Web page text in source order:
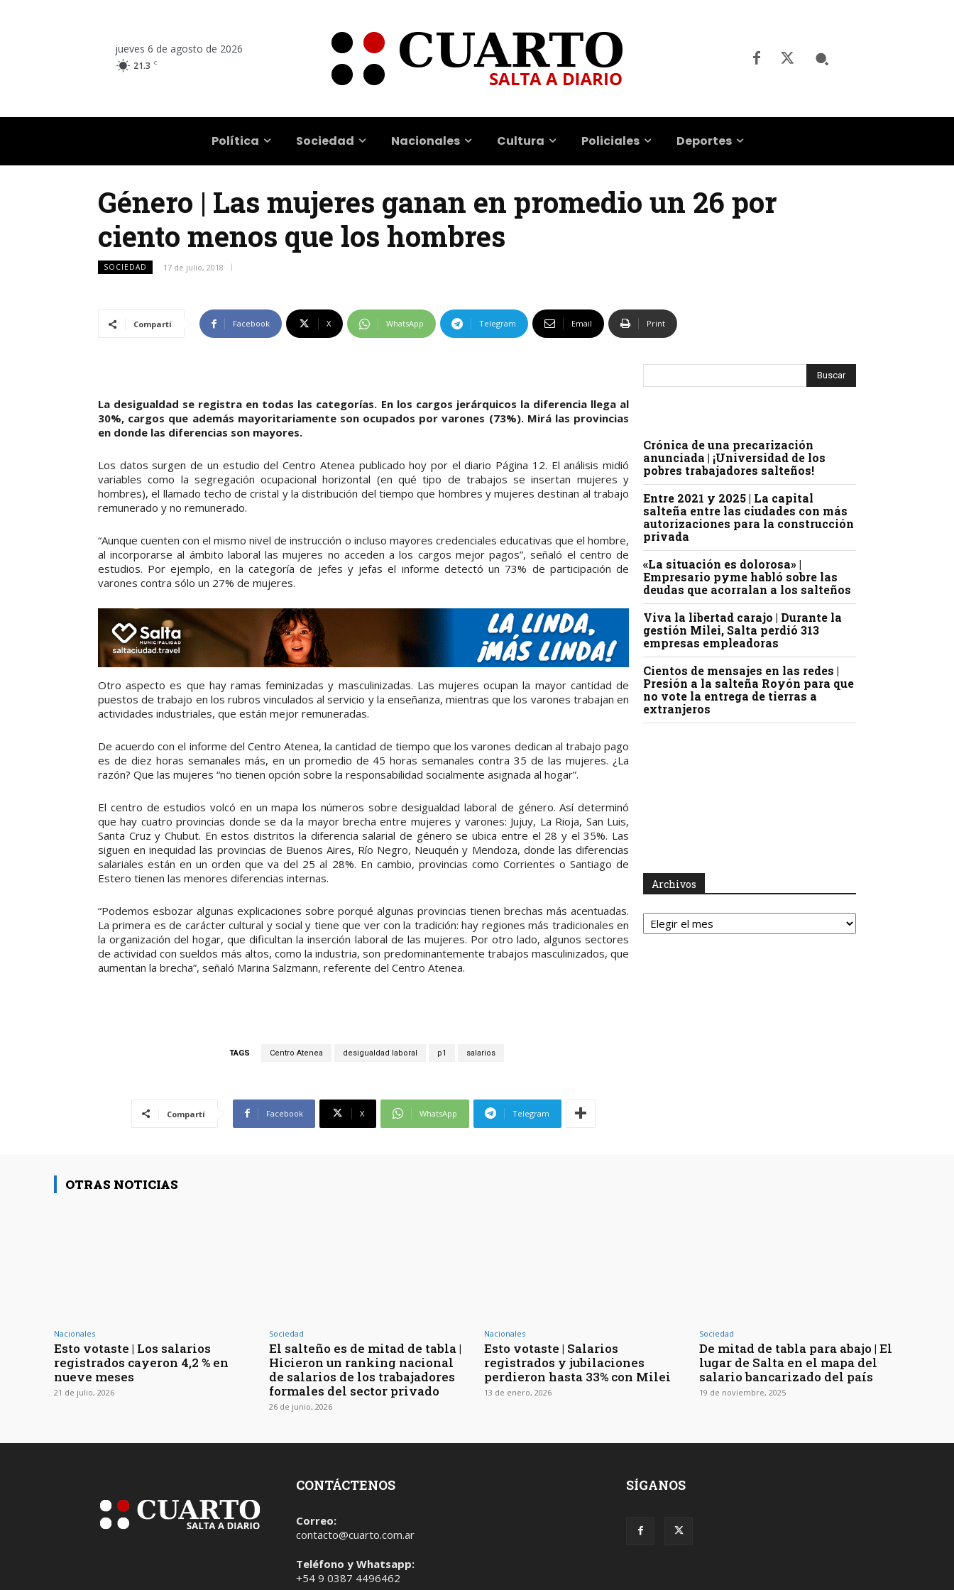
jueves 6 de agosto de 2026
21.3 C
Política Sociedad Nacionales Cultura Policiales Deportes
Género | Las mujeres ganan en promedio un 26 por
ciento menos que los hombres
SOCIEDAD 17 de julio, 2018
Compartí Facebook X WhatsApp Telegram Email Print
La desigualdad se registra en todas las categorías. En los cargos jerárquicos la diferencia llega al
30%, cargos que además mayoritariamente son ocupados por varones (73%). Mirá las provincias
en donde las diferencias son mayores.
Los datos surgen de un estudio del Centro Atenea publicado hoy por el diario Página 12. El análisis midió
variables como la segregación ocupacional horizontal (en qué tipo de trabajos se insertan mujeres y
hombres), el llamado techo de cristal y la distribución del tiempo que hombres y mujeres destinan al trabajo
remunerado y no remunerado.
“Aunque cuenten con el mismo nivel de instrucción o incluso mayores credenciales educativas que el hombre,
al incorporarse al ámbito laboral las mujeres no acceden a los cargos mejor pagos”, señaló el centro de
estudios. Por ejemplo, en la categoría de jefes y jefas el informe detectó un 73% de participación de
varones contra sólo un 27% de mujeres.
Otro aspecto es que hay ramas feminizadas y masculinizadas. Las mujeres ocupan la mayor cantidad de
puestos de trabajo en los rubros vinculados al servicio y la enseñanza, mientras que los varones trabajan en
actividades industriales, que están mejor remuneradas.
De acuerdo con el informe del Centro Atenea, la cantidad de tiempo que los varones dedican al trabajo pago
es de diez horas semanales más, en un promedio de 45 horas semanales contra 35 de las mujeres. ¿La
razón? Que las mujeres “no tienen opción sobre la responsabilidad socialmente asignada al hogar”.
El centro de estudios volcó en un mapa los números sobre desigualdad laboral de género. Así determinó
que hay cuatro provincias donde se da la mayor brecha entre mujeres y varones: Jujuy, La Rioja, San Luis,
Santa Cruz y Chubut. En estos distritos la diferencia salarial de género se ubica entre el 28 y el 35%. Las
siguen en inequidad las provincias de Buenos Aires, Río Negro, Neuquén y Mendoza, donde las diferencias
salariales están en un orden que va del 25 al 28%. En cambio, provincias como Corrientes o Santiago de
Estero tienen las menores diferencias internas.
“Podemos esbozar algunas explicaciones sobre porqué algunas provincias tienen brechas más acentuadas.
La primera es de carácter cultural y social y tiene que ver con la tradición: hay regiones más tradicionales en
la organización del hogar, que dificultan la inserción laboral de las mujeres. Por otro lado, algunos sectores
de actividad con sueldos más altos, como la industria, son predominantemente trabajos masculinizados, que
aumentan la brecha”, señaló Marina Salzmann, referente del Centro Atenea.
TAGS Centro Atenea desigualdad laboral p1 salarios
Compartí Facebook X WhatsApp Telegram
Crónica de una precarización
anunciada | ¡Universidad de los
pobres trabajadores salteños!
Entre 2021 y 2025 | La capital
salteña entre las ciudades con más
autorizaciones para la construcción
privada
«La situación es dolorosa» |
Empresario pyme habló sobre las
deudas que acorralan a los salteños
Viva la libertad carajo | Durante la
gestión Milei, Salta perdió 313
empresas empleadoras
Cientos de mensajes en las redes |
Presión a la salteña Royón para que
no vote la entrega de tierras a
extranjeros
Archivos
Archivos
OTRAS NOTICIAS
Nacionales
Esto votaste | Los salarios
registrados cayeron 4,2 % en
nueve meses
21 de julio, 2026
Sociedad
El salteño es de mitad de tabla |
Hicieron un ranking nacional
de salarios de los trabajadores
formales del sector privado
26 de junio, 2026
Nacionales
Esto votaste | Salarios
registrados y jubilaciones
perdieron hasta 33% con Milei
13 de enero, 2026
Sociedad
De mitad de tabla para abajo | El
lugar de Salta en el mapa del
salario bancarizado del país
19 de noviembre, 2025
CONTÁCTENOS
Correo:
contacto@cuarto.com.ar
Teléfono y Whatsapp:
+54 9 0387 4496462
SÍGANOS